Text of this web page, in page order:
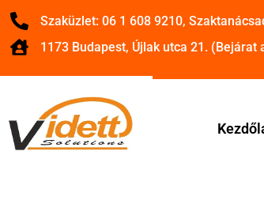
Szaküzlet: 06 1 608 9210,
1173 Budapest, Újlak utca 21. (Bejárat